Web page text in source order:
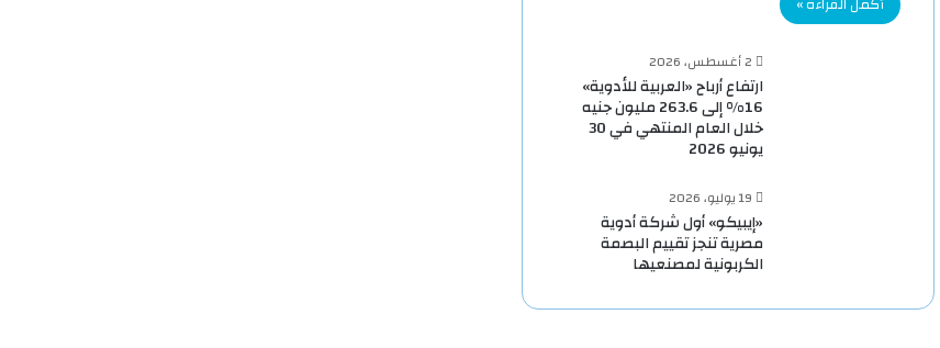
2 أغسطس، 2026
ارتفاع أرباح «العربية للأدوية»
16% إلى 263.6 مليون جنيه
خلال العام المنتهي في 30
يونيو 2026
19 يوليو، 2026
«إيبيكو» أول شركة أدوية
مصرية تنجز تقييم البصمة
الكربونية لمصنعيها